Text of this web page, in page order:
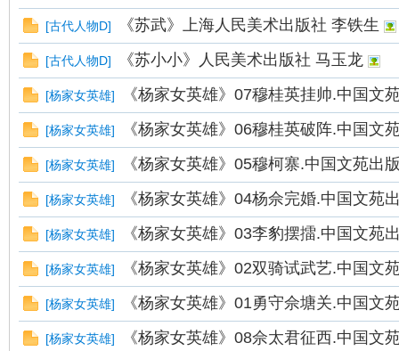
[古代人物D] 《苏武》上海人民美术出版社 李铁生
[古代人物D] 《苏小小》人民美术出版社 马玉龙
[杨家女英雄] 《杨家女英雄》07穆桂英挂帅.中国文
[杨家女英雄] 《杨家女英雄》06穆桂英破阵.中国文
[杨家女英雄] 《杨家女英雄》05穆柯寨.中国文苑出
[杨家女英雄] 《杨家女英雄》04杨佘完婚.中国文苑
[杨家女英雄] 《杨家女英雄》03李豹摆擂.中国文苑
[杨家女英雄] 《杨家女英雄》02双骑试武艺.中国文
[杨家女英雄] 《杨家女英雄》01勇守佘塘关.中国文
[杨家女英雄] 《杨家女英雄》08佘太君征西.中国文